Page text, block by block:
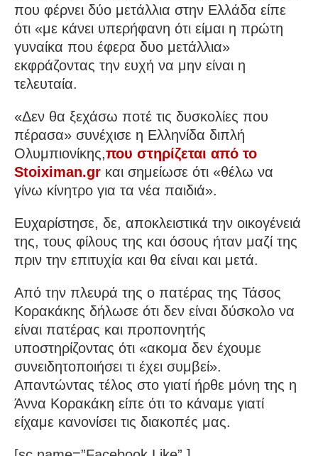
που φέρνει δύο μετάλλια στην Ελλάδα είπε
ότι «με κάνει υπερήφανη ότι είμαι η πρώτη
γυναίκα που έφερα δυο μετάλλια»
εκφράζοντας την ευχή να μην είναι η
τελευταία.
«Δεν θα ξεχάσω ποτέ τις δυσκολίες που
πέρασα» συνέχισε η Ελληνίδα διπλή
Ολυμπιονίκης,που στηρίζεται από το
Stoiximan.gr και σημείωσε ότι «θέλω να
γίνω κίνητρο για τα νέα παιδιά».
Ευχαρίστησε, δε, αποκλειστικά την οικογένειά
της, τους φίλους της και όσους ήταν μαζί της
πριν την επιτυχία και θα είναι και μετά.
Από την πλευρά της ο πατέρας της Τάσος
Κορακάκης δήλωσε ότι δεν είναι δύσκολο να
είναι πατέρας και προπονητής
υποστηρίζοντας ότι «ακομα δεν έχουμε
συνειδητοποιήσει τι έχει συμβεί».
Απαντώντας τέλος στο γιατί ήρθε μόνη της η
Άννα Κορακάκη είπε ότι το κάναμε γιατί
είχαμε κανονίσει τις διακοπές μας.